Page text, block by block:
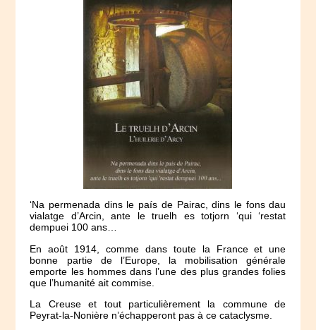
‘Na permenada dins le país de Pairac, dins le fons dau
vialatge d’Arcin, ante le truelh es totjorn ‘qui ‘restat
dempuei 100 ans…
En août 1914, comme dans toute la France et une
bonne partie de l’Europe, la mobilisation générale
emporte les hommes dans l’une des plus grandes folies
que l’humanité ait commise.
La Creuse et tout particulièrement la commune de
Peyrat-la-Nonière n’échapperont pas à ce cataclysme.